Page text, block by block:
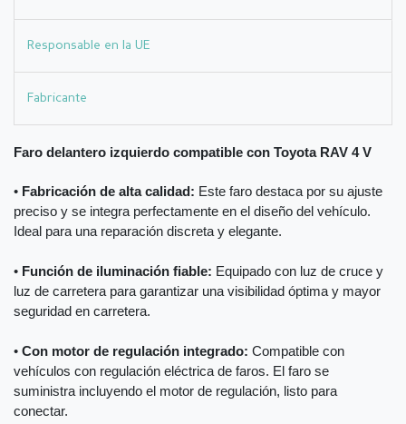
Responsable en la UE
Fabricante
Faro delantero izquierdo compatible con Toyota RAV 4 V
• Fabricación de alta calidad: Este faro destaca por su ajuste
preciso y se integra perfectamente en el diseño del vehículo.
Ideal para una reparación discreta y elegante.
• Función de iluminación fiable: Equipado con luz de cruce y
luz de carretera para garantizar una visibilidad óptima y mayor
seguridad en carretera.
• Con motor de regulación integrado: Compatible con
vehículos con regulación eléctrica de faros. El faro se
suministra incluyendo el motor de regulación, listo para
conectar.